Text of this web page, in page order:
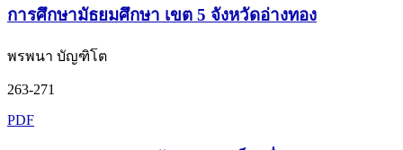
การศึกษามัธยมศึกษา เขต 5 จังหวัดอ่างทอง
พรพนา บัญฑิโต
263-271
PDF